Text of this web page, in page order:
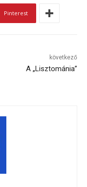
Pinterest
következő
A „Lisztománia”